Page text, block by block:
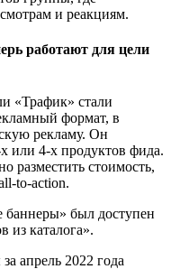
и реакциям.
работают для цели
«Трафик» стали
формат, в
рекламу. Он
или 4-х продуктов фида.
разместить стоимость,
to-action.
был доступен
из каталога».